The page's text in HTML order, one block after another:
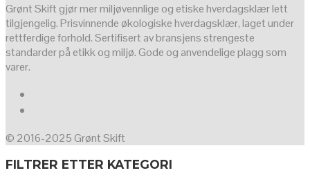
Grønt Skift gjør mer miljøvennlige og etiske hverdagsklær lett
tilgjengelig. Prisvinnende økologiske hverdagsklær, laget under
rettferdige forhold. Sertifisert av bransjens strengeste
standarder på etikk og miljø. Gode og anvendelige plagg som
varer.
© 2016-2025 Grønt Skift
FILTRER ETTER KATEGORI